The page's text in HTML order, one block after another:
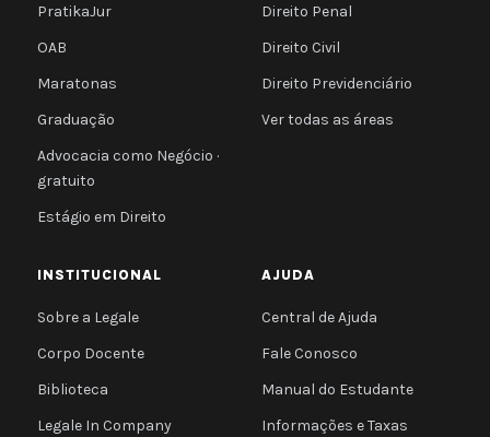
PratikaJur
OAB
Maratonas
Graduação
Advocacia como Negócio ·
gratuito
Estágio em Direito
Direito Penal
Direito Civil
Direito Previdenciário
Ver todas as áreas
INSTITUCIONAL
Sobre a Legale
Corpo Docente
Biblioteca
Legale In Company
AJUDA
Central de Ajuda
Fale Conosco
Manual do Estudante
Informações e Taxas